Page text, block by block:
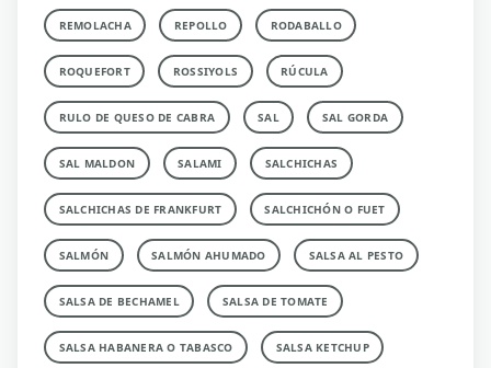
REMOLACHA REPOLLO RODABALLO
ROQUEFORT ROSSIYOLS RÚCULA
RULO DE QUESO DE CABRA SAL SAL GORDA
SAL MALDON SALAMI SALCHICHAS
SALCHICHAS DE FRANKFURT SALCHICHÓN O FUET
SALMÓN SALMÓN AHUMADO SALSA AL PESTO
SALSA DE BECHAMEL SALSA DE TOMATE
SALSA HABANERA O TABASCO SALSA KETCHUP